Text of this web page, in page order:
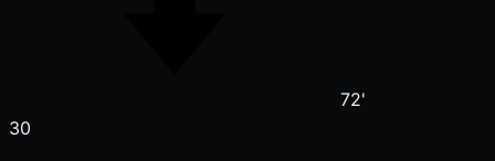
72'
30